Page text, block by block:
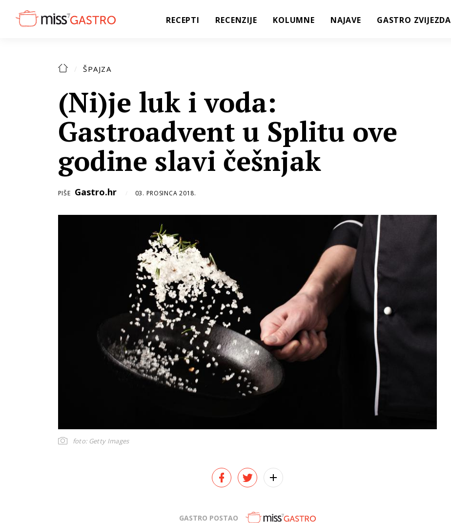
RECEPTI RECENZIJE KOLUMNE NAJAVE GASTRO ZVIJEZDA
ŠPAJZA
(Ni)je luk i voda:
Gastroadvent u Splitu ove
godine slavi češnjak
PIŠE Gastro.hr 03. PROSINCA 2018.
foto: Getty Images
GASTRO POSTAO